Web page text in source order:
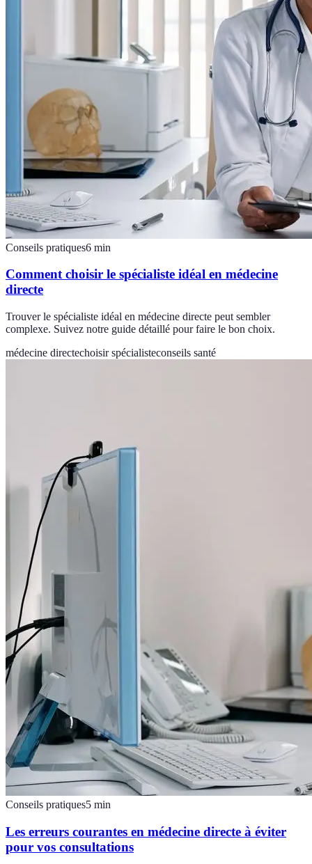
Conseils pratiques6 min
Comment choisir le spécialiste idéal en médecine
directe
Trouver le spécialiste idéal en médecine directe peut sembler
complexe. Suivez notre guide détaillé pour faire le bon choix.
médecine directechoisir spécialisteconseils santé
Conseils pratiques5 min
Les erreurs courantes en médecine directe à éviter
pour vos consultations